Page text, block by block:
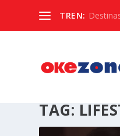
TREN:
TAG: